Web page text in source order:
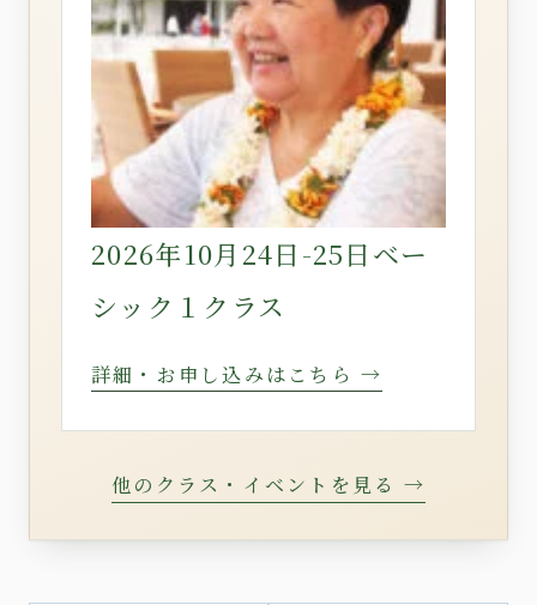
2026年10月24日-25日ベー
シック１クラス
詳細・お申し込みはこちら →
他のクラス・イベントを見る →